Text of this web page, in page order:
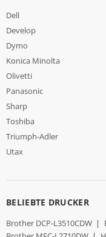
Dell
Develop
Dymo
Konica Minolta
Olivetti
Panasonic
Sharp
Toshiba
Triumph-Adler
Utax
BELIEBTE DRUCKER
Brother DCP-L3510CDW |